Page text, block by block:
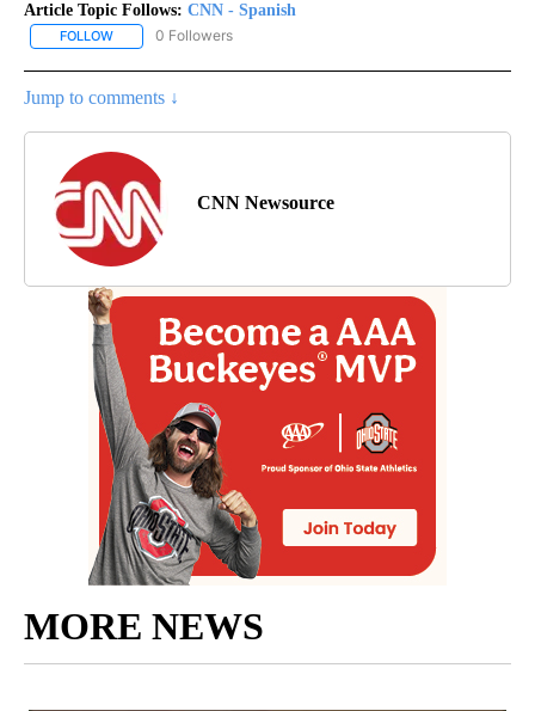
Article Topic Follows: CNN - Spanish
FOLLOW FOLLOW "CNN - SPANISH" TO RECEIVE NOTIFICATIONS ABOUT
0 Followers
Jump to comments ↓
CNN Newsource
MORE NEWS